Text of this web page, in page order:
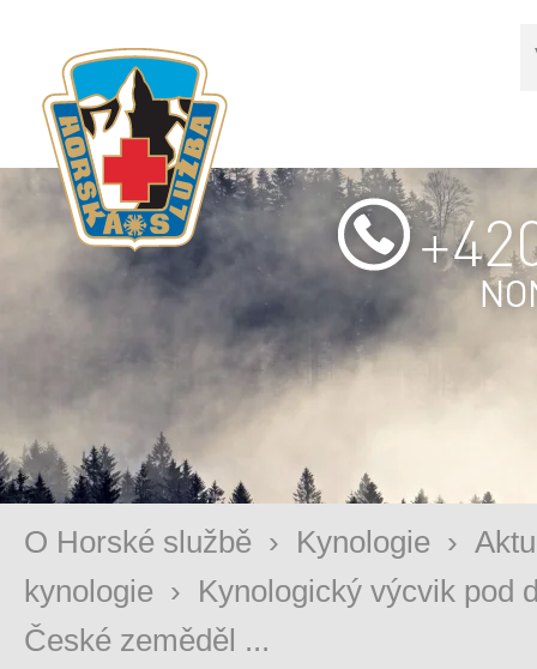
O Horské službě › Kynologie ›
kynologie › Kynologický výcvik pod
České zeměděl ...